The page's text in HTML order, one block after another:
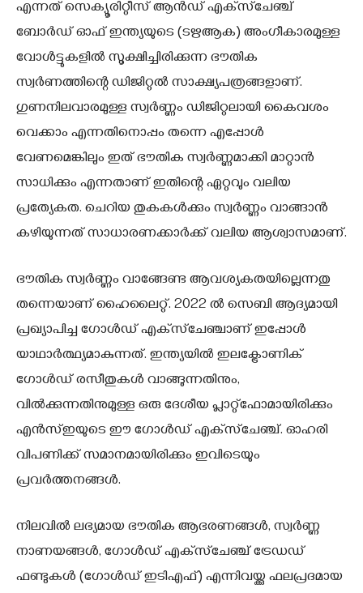
എന്നത് സെക്യൂരിറ്റീസ് ആന്‍ഡ് എക്‌സ്‌ചേഞ്ച്
ബോര്‍ഡ് ഓഫ് ഇന്ത്യയുടെ (ടഋആക) അംഗീകാരമുള്ള
വോള്‍ട്ടുകളില്‍ സൂക്ഷിച്ചിരിക്കുന്ന ഭൗതിക
സ്വര്‍ണത്തിന്റെ ഡിജിറ്റല്‍ സാക്ഷ്യപത്രങ്ങളാണ്.
ഗുണനിലവാരമുള്ള സ്വര്‍ണ്ണം ഡിജിറ്റലായി കൈവശം
വെക്കാം എന്നതിനൊപ്പം തന്നെ എപ്പോള്‍
വേണമെങ്കിലും ഇത് ഭൗതിക സ്വര്‍ണ്ണമാക്കി മാറ്റാന്‍
സാധിക്കും എന്നതാണ് ഇതിന്റെ ഏറ്റവും വലിയ
പ്രത്യേകത. ചെറിയ തുകകള്‍ക്കും സ്വര്‍ണ്ണം വാങ്ങാന്‍
കഴിയുന്നത് സാധാരണക്കാര്‍ക്ക് വലിയ ആശ്വാസമാണ്.
ഭൗതിക സ്വര്‍ണ്ണം വാങ്ങേണ്ട ആവശ്യകതയില്ലെന്നതു
തന്നെയാണ് ഹൈലൈറ്റ്. 2022 ല്‍ സെബി ആദ്യമായി
പ്രഖ്യാപിച്ച ഗോള്‍ഡ് എക്‌സ്‌ചേഞ്ചാണ് ഇപ്പോള്‍
യാഥാര്‍ത്ഥ്യമാകുന്നത്. ഇന്ത്യയില്‍ ഇലക്ട്രോണിക്
ഗോള്‍ഡ് രസീതുകള്‍ വാങ്ങുന്നതിനും,
വില്‍ക്കുന്നതിനുമുള്ള ഒരു ദേശീയ പ്ലാറ്റ്‌ഫോമായിരിക്കും
എന്‍സ്ഇയുടെ ഈ ഗോള്‍ഡ് എക്‌സ്‌ചേഞ്ച്. ഓഹരി
വിപണിക്ക് സമാനമായിരിക്കും ഇവിടെയും
പ്രവര്‍ത്തനങ്ങള്‍.
നിലവില്‍ ലഭ്യമായ ഭൗതിക ആഭരണങ്ങള്‍, സ്വര്‍ണ്ണ
നാണയങ്ങള്‍, ഗോള്‍ഡ് എക്‌സ്‌ചേഞ്ച് ട്രേഡഡ്
ഫണ്ടുകള്‍ (ഗോള്‍ഡ് ഇടിഎഫ്) എന്നിവയ്ക്കു ഫലപ്രദമായ